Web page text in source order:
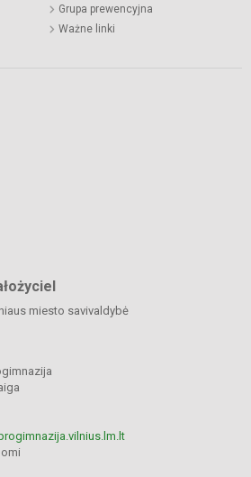
Grupa prewencyjna
Ważne linki
miesto savivaldybė